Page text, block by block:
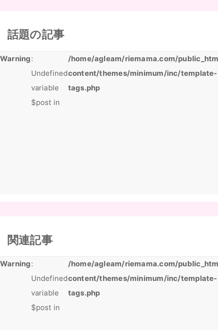
話題の記事
Warning:
Undefined
variable
$post in
/home/agleam/riemama.com/
content/themes/minimum/inc/template-
tags.php
関連記事
Warning:
Undefined
variable
$post in
/home/agleam/riemama.com/
content/themes/minimum/inc/template-
tags.php